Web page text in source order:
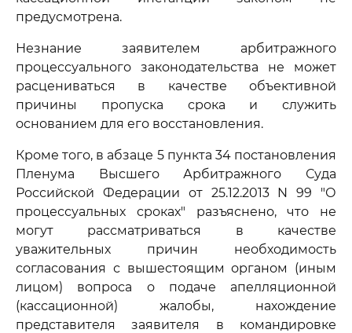
предусмотрена.
Незнание заявителем арбитражного
процессуального законодательства не может
расцениваться в качестве объективной
причины пропуска срока и служить
основанием для его восстановления.
Кроме того, в абзаце 5 пункта 34 постановления
Пленума Высшего Арбитражного Суда
Российской Федерации от 25.12.2013 N 99 "О
процессуальных сроках" разъяснено, что не
могут рассматриваться в качестве
уважительных причин необходимость
согласования с вышестоящим органом (иным
лицом) вопроса о подаче апелляционной
(кассационной) жалобы, нахождение
представителя заявителя в командировке